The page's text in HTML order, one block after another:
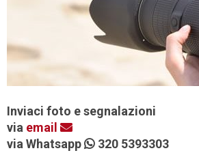
Inviaci foto e segnalazioni
via email
via Whatsapp
320 5393303